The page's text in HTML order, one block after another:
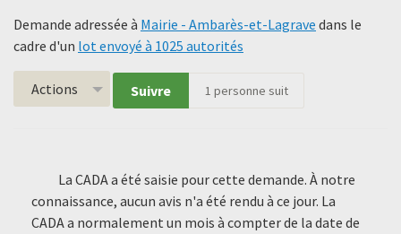
Demande adressée à Mairie - Ambarès-et-Lagrave dans le
cadre d'un lot envoyé à 1025 autorités
Actions Suivre 1 personne suit
La CADA a été saisie pour cette demande. À notre
connaissance, aucun avis n'a été rendu à ce jour. La
CADA a normalement un mois à compter de la date de